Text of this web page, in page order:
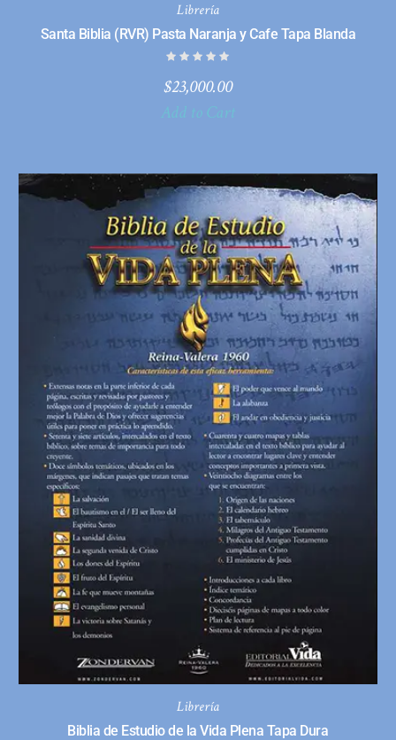
Librería
Santa Biblia (RVR) Pasta Naranja y Cafe Tapa Blanda
$23,000.00
Add to Cart
Librería
Biblia de Estudio de la Vida Plena Tapa Dura